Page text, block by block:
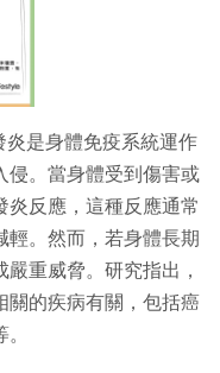
炎是身體免疫系統運作
侵。當身體受到傷害或
炎反應，這種反應通常
輕。然而，若身體長期
重威脅。研究指出，
關的疾病有關，包括癌